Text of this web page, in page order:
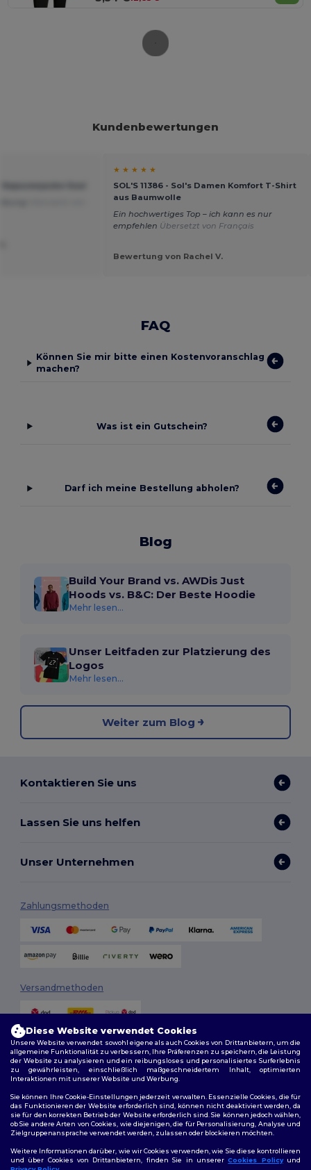
Kundenbewertungen
★ ★ ★ ★ ★
SOL'S 11386 - Sol's Damen Komfort T-Shirt
aus Baumwolle
Ein hochwertiges Top – ich kann es nur
empfehlen Übersetzt von Français
Bewertung von Rachel V.
FAQ
Können Sie mir bitte einen Kostenvoranschlag
machen?
Was ist ein Gutschein?
Darf ich meine Bestellung abholen?
Blog
Build Your Brand vs. AWDis Just
Hoods vs. B&C: Der Beste Hoodie
Mehr lesen...
Unser Leitfaden zur Platzierung des
Logos
Mehr lesen...
Weiter zum Blog
Kontaktieren Sie uns
Lassen Sie uns helfen
Unser Unternehmen
Zahlungsmethoden
Versandmethoden
Allgemeine Geschäftsbedingungen|Personalisierungsrichtlinien
|
Datenschutzbestimmungen
Diese Website verwendet Cookies
Unsere Website verwendet sowohl eigene als auch Cookies von Drittanbietern, um die
allgemeine Funktionalität zu verbessern, Ihre Präferenzen zu speichern, die Leistung
der Website zu analysieren und ein reibungsloses und personalisiertes Surferlebnis
zu gewährleisten, einschließlich maßgeschneidertem Inhalt, optimierten
Interaktionen mit unserer Website und Werbung.
Sie können Ihre Cookie-Einstellungen jederzeit verwalten. Essenzielle Cookies, die für
das Funktionieren der Website erforderlich sind, können nicht deaktiviert werden, da
sie für den korrekten Betrieb der Website erforderlich sind. Sie können jedoch wählen,
ob Sie andere Arten von Cookies, wie diejenigen, die für Personalisierung, Analyse und
Zielgruppenansprache verwendet werden, zulassen oder blockieren möchten.
Weitere Informationen darüber, wie wir Cookies verwenden, wie Sie diese kontrollieren
und über Cookies von Drittanbietern, finden Sie in unsererCookies Policyund